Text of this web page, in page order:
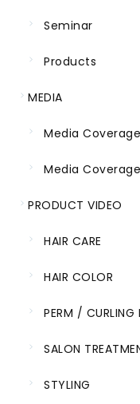
Seminar
Products
MEDIA
Media Coverage
Media
PRODUCT VIDEO
HAIR CARE
HAIR COLOR
PERM / CURLING
SALON
STYLING